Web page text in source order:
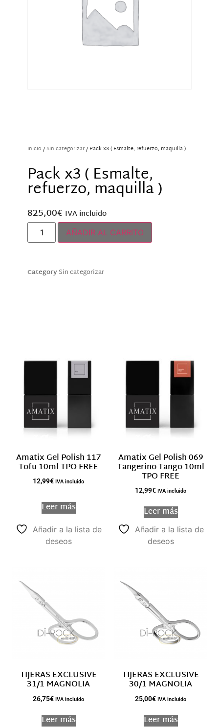
Inicio / Sin categorizar/ Pack x3 ( Esmalte, refuerzo, maquilla )
Pack x3 ( Esmalte,
refuerzo, maquilla )
825,00€ IVA incluido
AÑADIR AL CARRITO
CategorySin categorizar
Amatix Gel Polish 117
Tofu 10ml TPO FREE
12,99€ IVA incluido
Leer más
Añadir a la lista de
deseos
Amatix Gel Polish 069
Tangerino Tango 10ml
TPO FREE
12,99€ IVA incluido
Leer más
Añadir a la lista de
deseos
TIJERAS EXCLUSIVE
31/1 MAGNOLIA
26,75€ IVA incluido
Leer más
TIJERAS EXCLUSIVE
30/1 MAGNOLIA
25,00€ IVA incluido
Leer más